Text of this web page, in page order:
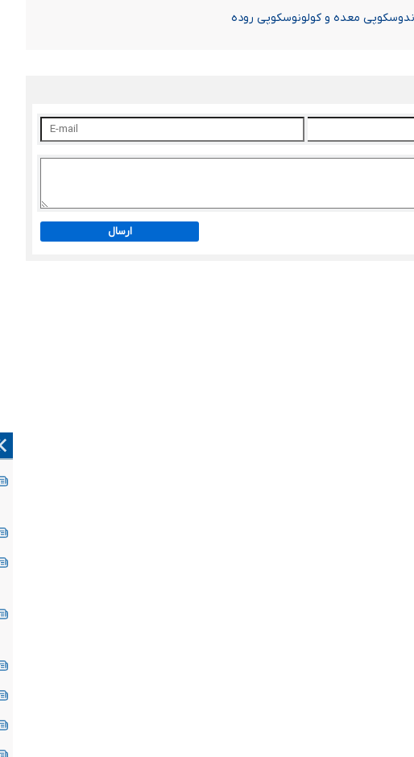
معده و کولونوسکوپی روده
ارسال